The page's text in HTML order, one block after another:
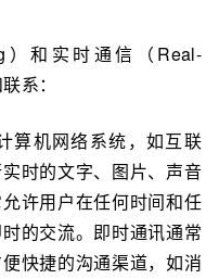
）和实时通信（Real-
系：
算机网络系统，如互联
时的文字、图片、声音
许用户在任何时间和任
的交流。即时通讯通常
快捷的沟通渠道，如消